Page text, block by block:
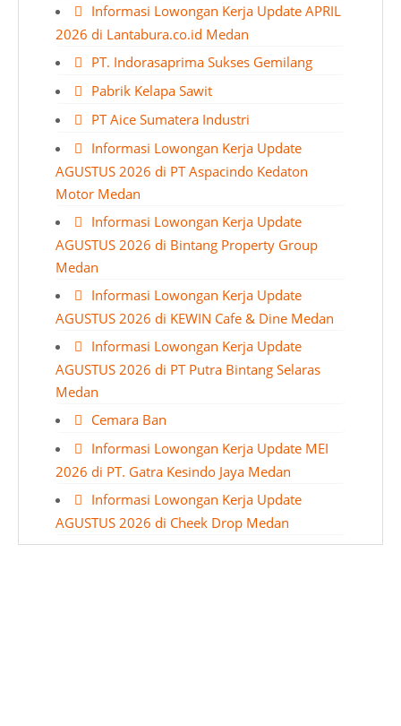
Informasi Lowongan Kerja Update APRIL
2026 di Lantabura.co.id Medan
PT. Indorasaprima Sukses Gemilang
Pabrik Kelapa Sawit
PT Aice Sumatera Industri
Informasi Lowongan Kerja Update
AGUSTUS 2026 di PT Aspacindo Kedaton
Motor Medan
Informasi Lowongan Kerja Update
AGUSTUS 2026 di Bintang Property Group
Medan
Informasi Lowongan Kerja Update
AGUSTUS 2026 di KEWIN Cafe & Dine Medan
Informasi Lowongan Kerja Update
AGUSTUS 2026 di PT Putra Bintang Selaras
Medan
Cemara Ban
Informasi Lowongan Kerja Update MEI
2026 di PT. Gatra Kesindo Jaya Medan
Informasi Lowongan Kerja Update
AGUSTUS 2026 di Cheek Drop Medan